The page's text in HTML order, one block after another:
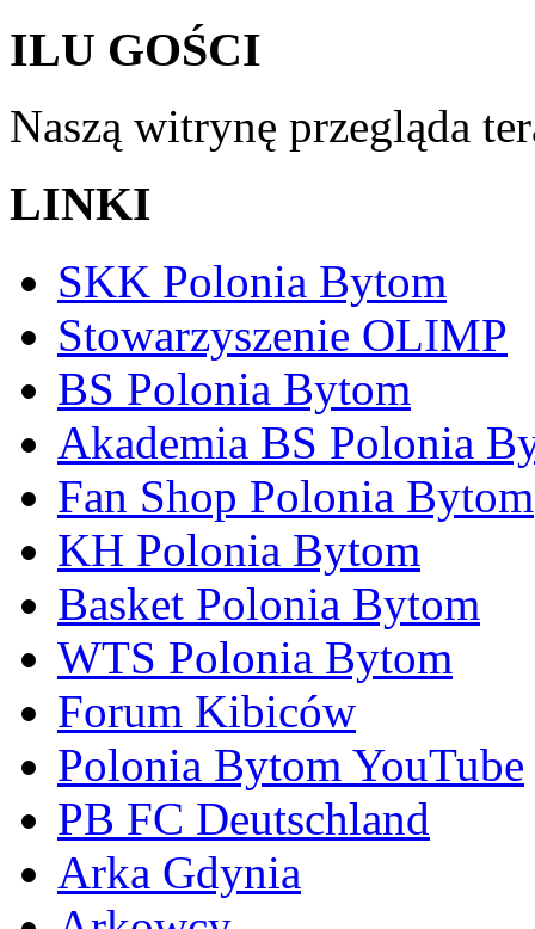
ILU GOŚCI
Naszą witrynę przegląda
LINKI
SKK Polonia Bytom
Stowarzyszenie OLIMP
BS Polonia Bytom
Akademia BS Polonia
Fan Shop Polonia Bytom
KH Polonia Bytom
Basket Polonia Bytom
WTS Polonia Bytom
Forum Kibiców
Polonia Bytom YouTube
PB FC Deutschland
Arka Gdynia